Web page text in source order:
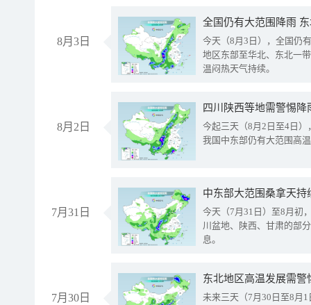
8月3日
全国仍有大范围降雨
今天（8月3日），全国仍
地区东部至华北、东北一
温闷热天气持续。
8月2日
今起三天（8月2日至4日
我国中东部仍有大范围高
7月31日
中东部大范围桑拿天
今天（7月31日）至8月初
川盆地、陕西、甘肃的部
息。
7月30日
东北地区高温发展需
未来三天（7月30日至8月